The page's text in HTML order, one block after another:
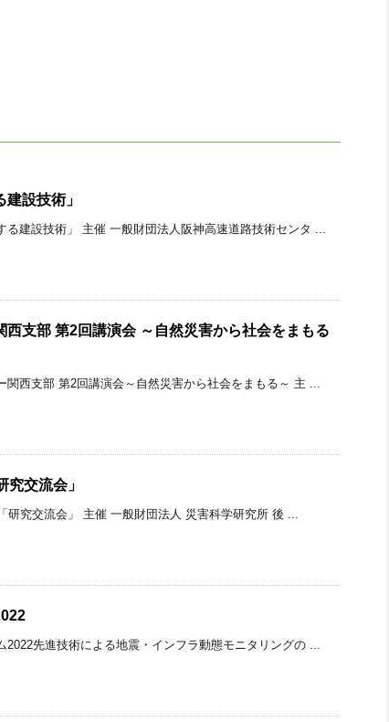
設技術」
る建設技術」 主催 一般財団法人阪神高速道路技術センタ ...
西支部 第2回講演会 ～自然災害から社会をまもる
関西支部 第2回講演会～自然災害から社会をまもる～ 主 ...
交流会」
究交流会」 主催 一般財団法人 災害科学研究所 後 ...
2022先進技術による地震・インフラ動態モニタリングの ...